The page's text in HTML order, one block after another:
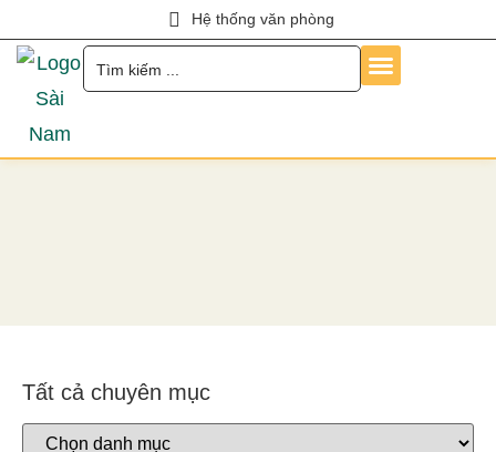
Hệ thống văn phòng
Tất cả chuyên mục